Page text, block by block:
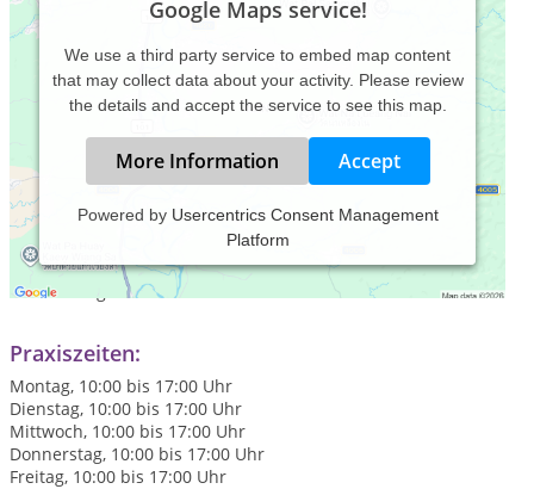
Google Maps service!
We use a third party service to embed map content
that may collect data about your activity. Please review
the details and accept the service to see this map.
More Information Accept
Powered by Usercentrics Consent Management
Platform
Möchten Sie auch von Innen strahlen, sich leicht fühlen,
energiegeladen in den Tag gehen...dann lassen Sie sich eine
Stunde lang entführen in die Welt des Shiatsu
Praxiszeiten:
Montag, 10:00 bis 17:00 Uhr
Dienstag, 10:00 bis 17:00 Uhr
Mittwoch, 10:00 bis 17:00 Uhr
Donnerstag, 10:00 bis 17:00 Uhr
Freitag, 10:00 bis 17:00 Uhr